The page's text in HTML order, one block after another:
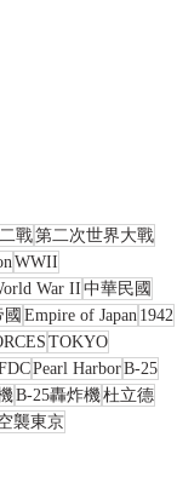
二戰第二次世界大戰
WWII
War II 中華民國
國 Empire of Japan 1942
TOKYO
Pearl HarborB-25
B-25轟炸機 杜立德
襲東京